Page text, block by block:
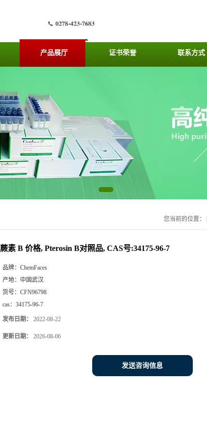
产品展厅 证书荣誉 联系方式
您当前的位置：
蕨素 B 价格, Pterosin B对照品, CAS号:34175-96-7
品牌： ChemFaces
产地： 中国武汉
货号： CFN96798
cas： 34175-96-7
发布日期： 2022-08-22
更新日期： 2026-08-06
发送咨询信息